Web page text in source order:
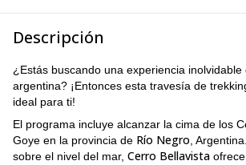
Descripción
¿Estás buscando una experiencia inolvidable
argentina? ¡Entonces esta travesía de
ideal para ti!
El programa incluye alcanzar la cima de los
Goye en la provincia de Río Negro ,
sobre el nivel del mar, Cerro Bellavista